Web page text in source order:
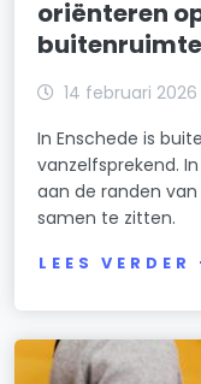
oriënteren
buitenruimte
14 februari 2026
In Enschede is
vanzelfsprekend.
aan de randen
samen te zitten.
LEES VERDER